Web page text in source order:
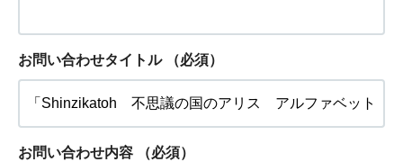
お問い合わせタイトル （必須）
お問い合わせ内容 （必須）